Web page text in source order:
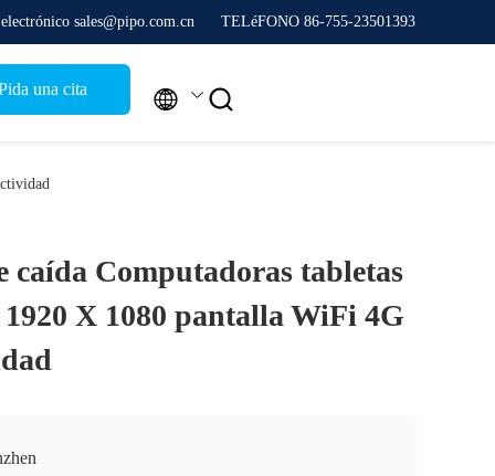
sales@pipo.com.cn TELéFONO 86-755-23501393
una cita  
caída Computadoras tabletas
1920 X 1080 pantalla WiFi 4G